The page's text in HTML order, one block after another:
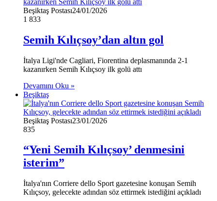
Beşiktaş Postası24/01/2026
1 833
Semih Kılıçsoy’dan altın gol
İtalya Ligi'nde Cagliari, Fiorentina deplasmanında 2-1
kazanırken Semih Kılıçsoy ilk golü attı
Devamını Oku »
Beşiktaş
Beşiktaş Postası23/01/2026
835
“Yeni Semih Kılıçsoy’ denmesini
isterim”
İtalya'nın Corriere dello Sport gazetesine konuşan Semih
Kılıçsoy, gelecekte adından söz ettirmek istediğini açıkladı